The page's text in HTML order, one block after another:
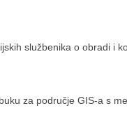
službenika o obradi i
za područje GIS-a s